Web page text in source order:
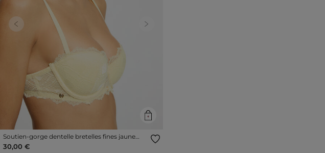
Previous Next
Soutien-gorge dentelle bretelles fines jaune
femme
30,00 €